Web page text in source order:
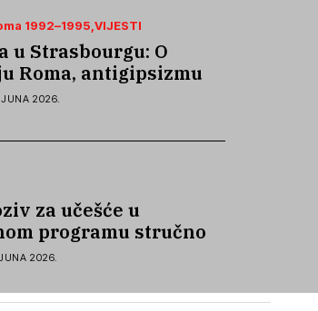
1992–1995 VIJESTI
u Strasbourgu: O
Roma, antigipsizmu i
govora mržnje
2026.
za učešće u
programu stručnog
i podrške pri
2026.